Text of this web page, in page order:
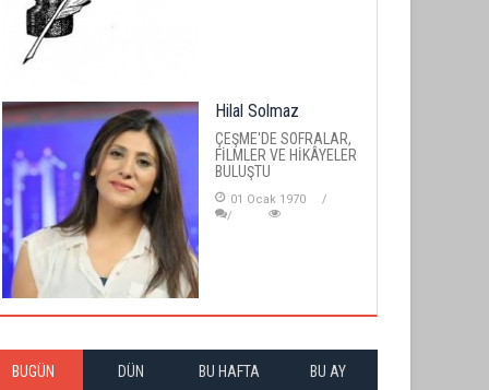
Hilal Solmaz
ÇEŞME'DE SOFRALAR,
FİLMLER VE HİKÂYELER
BULUŞTU
01 Ocak 1970
BUGÜN DÜN BU HAFTA BU AY